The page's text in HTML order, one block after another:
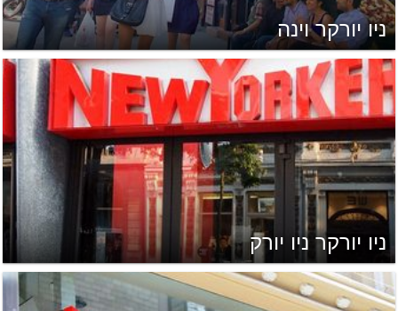
ניו יורקר וינה
ניו יורקר ניו יורק